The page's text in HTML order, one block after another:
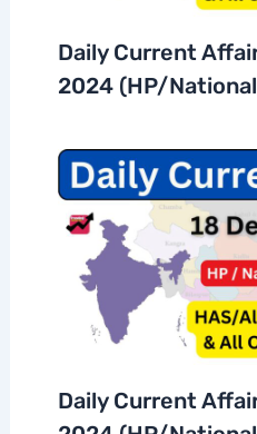
Daily Current
2024 (HP/
Daily Current